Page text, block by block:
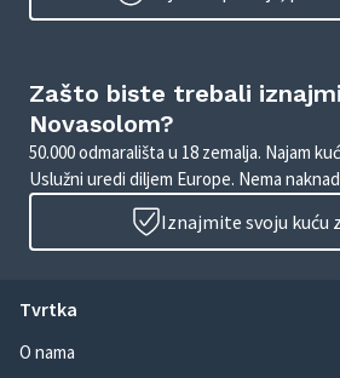
Zašto biste trebali
Novasolom?
50.000 odmarališta u 18 zemalja. Najam
Uslužni uredi diljem Europe. Nema
Iznajmite svoju kuću
Tvrtka
O nama